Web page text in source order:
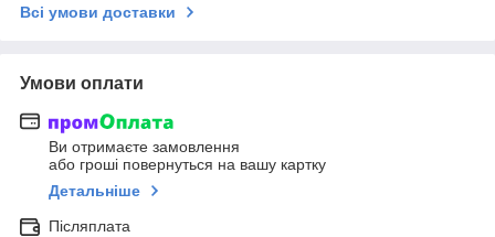
Всі умови доставки
Умови оплати
Ви отримаєте замовлення
або гроші повернуться на вашу картку
Детальніше
Післяплата